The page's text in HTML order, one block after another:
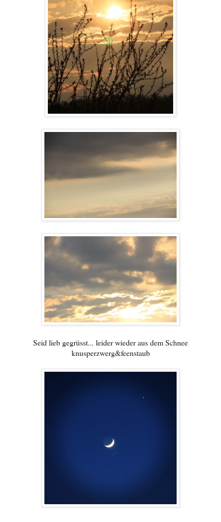
Seid lieb gegrüsst... leider wieder aus dem Schnee
knusperzwerg&feenstaub